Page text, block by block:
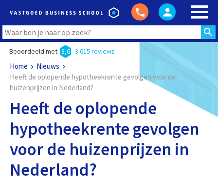
Beoordeeld met 8,6 3.615 reviews
Home
Nieuws
Heeft de oplopende hypotheekrente gevolgen voor de
huizenprijzen in Nederland?
Heeft de oplopende
hypotheekrente gevolgen
voor de huizenprijzen in
Nederland?